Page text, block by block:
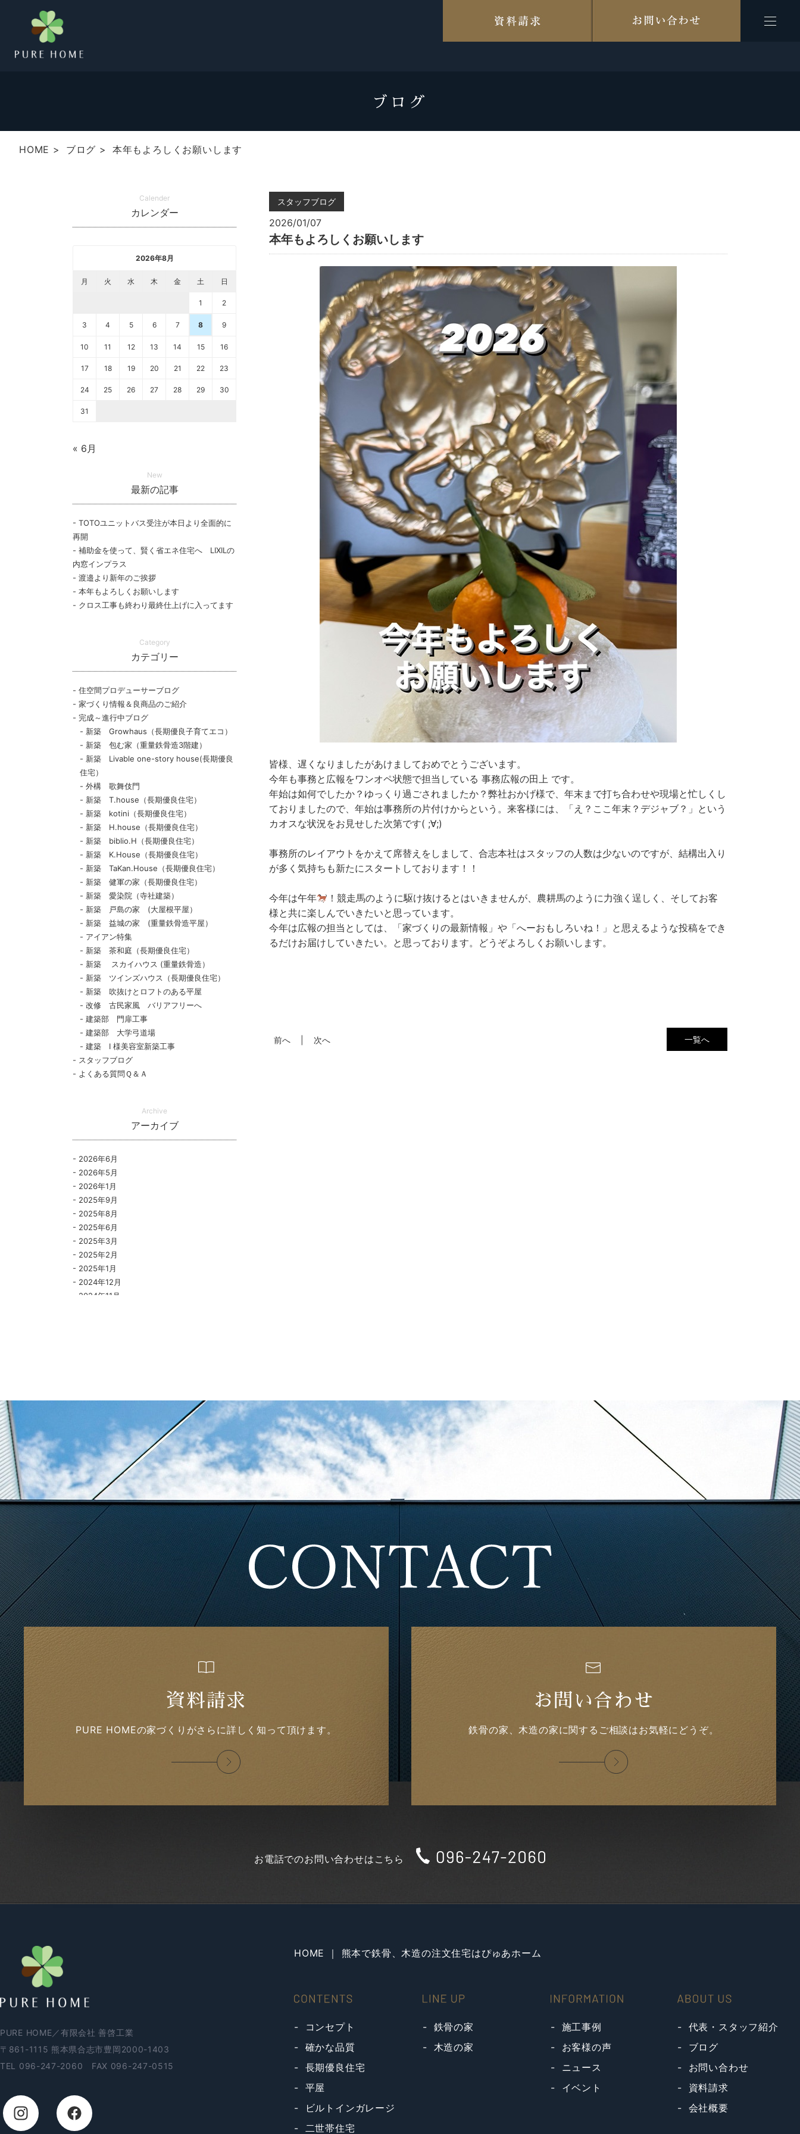
ブログ
HOME ブログ 本年もよろしくお願いします
スタッフブログ
2026/01/07
本年もよろしくお願いします
皆様、遅くなりましたがあけましておめでとうございます。
今年も事務と広報をワンオペ状態で担当している 事務広報の田上 です。
年始は如何でしたか？ゆっくり過ごされましたか？弊社おかげ様で、年末まで打ち合わせや現場と忙しくし
ておりましたので、年始は事務所の片付けからという。来客様には、「え？ここ年末？デジャブ？」という
カオスな状況をお見せした次第です( ;∀;)
事務所のレイアウトをかえて席替えをしまして、合志本社はスタッフの人数は少ないのですが、結構出入り
が多く気持ちも新たにスタートしております！！
今年は午年
！競走馬のように駆け抜けるとはいきませんが、農耕馬のように力強く逞しく、そしてお客
様と共に楽しんでいきたいと思っています。
今年は広報の担当としては、「家づくりの最新情報」や「へーおもしろいね！」と思えるような投稿をでき
るだけお届けしていきたい。と思っております。どうぞよろしくお願いします。
一覧へ
前へ 次へ
Calender
カレンダー
2026年8月
月 火 水 木 金 土 日
1 2
3 4 5 6 7 8 9
10 11 12 13 14 15 16
17 18 19 20 21 22 23
24 25 26 27 28 29 30
31
« 6月
New
最新の記事
TOTOユニットバス受注が本日より全面的に
再開
補助金を使って、賢く省エネ住宅へ LIXILの
内窓インプラス
渡邉より新年のご挨拶
本年もよろしくお願いします
クロス工事も終わり最終仕上げに入ってます
Category
カテゴリー
住空間プロデューサーブログ
家づくり情報＆良商品のご紹介
完成～進行中ブログ
新築 Growhaus（長期優良子育てエコ）
新築 包む家（重量鉄骨造3階建）
新築 Livable one-story house(長期優良
住宅）
外構 歌舞伎門
新築 T.house（長期優良住宅）
新築 kotini（長期優良住宅）
新築 H.house（長期優良住宅）
新築 biblio.H（長期優良住宅）
新築 K.House（長期優良住宅）
新築 TaKan.House（長期優良住宅）
新築 健軍の家（長期優良住宅）
新築 愛染院（寺社建築）
新築 戸島の家 (大屋根平屋）
新築 益城の家 (重量鉄骨造平屋）
アイアン特集
新築 茶和庭（長期優良住宅）
新築 スカイハウス (重量鉄骨造）
新築 ツインズハウス（長期優良住宅）
新築 吹抜けとロフトのある平屋
改修 古民家風 バリアフリーへ
建築部 門扉工事
建築部 大学弓道場
建築 I 様美容室新築工事
スタッフブログ
よくある質問Ｑ＆Ａ
Archive
アーカイブ
2026年6月
2026年5月
2026年1月
2025年9月
2025年8月
2025年6月
2025年3月
2025年2月
2025年1月
2024年12月
2024年11月
2023年12月
2023年11月
2023年10月
2023年9月
2023年6月
2023年5月
2023年3月
2023年2月
2023年1月
2022年12月
2022年11月
2022年9月
2022年8月
2022年7月
2022年6月
2022年5月
2021年9月
2020年1月
2019年11月
2019年10月
2019年9月
資料請求
PURE HOMEの家づくりがさらに詳しく知って頂けます。
お問い合わせ
鉄骨の家、木造の家に関するご相談はお気軽にどうぞ。
お電話でのお問い合わせはこちら
HOME ｜ 熊本で鉄骨、木造の注文住宅はぴゅあホーム
コンセプト
確かな品質
長期優良住宅
平屋
ビルトインガレージ
二世帯住宅
鉄骨の家
木造の家
施工事例
お客様の声
ニュース
イベント
代表・スタッフ紹介
ブログ
お問い合わせ
資料請求
会社概要
PURE HOME／有限会社 善啓工業
〒861-1115 熊本県合志市豊岡2000-1403
TEL 096-247-2060 FAX 096-247-0515